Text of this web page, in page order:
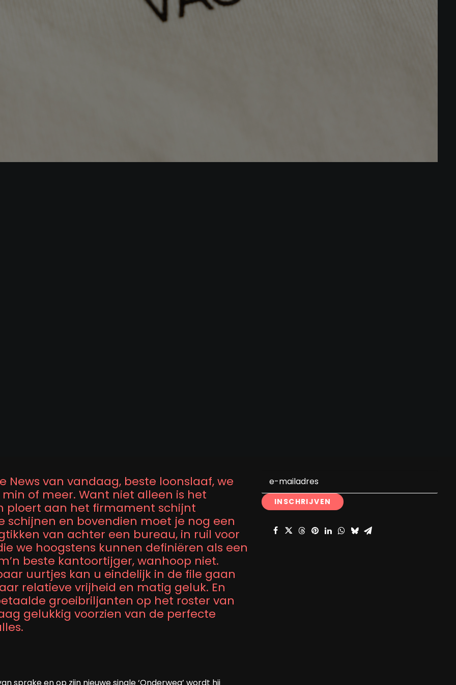
News van vandaag, beste loonslaaf, we
of meer. Want niet alleen is het
ploert aan het firmament schijnt
schijnen en bovendien moet je nog een
van achter een bureau, in ruil voor
we hoogstens kunnen definiëren als een
beste kantoortijger, wanhoop niet.
uurtjes kan u eindelijk in de file gaan
relatieve vrijheid en matig geluk. En
groeibriljanten op het roster van
gelukkig voorzien van de perfecte